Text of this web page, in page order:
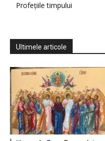
Profețiile timpului
Ultimele articole